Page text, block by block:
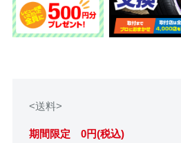
<送料>
期間限定 0円(税込)